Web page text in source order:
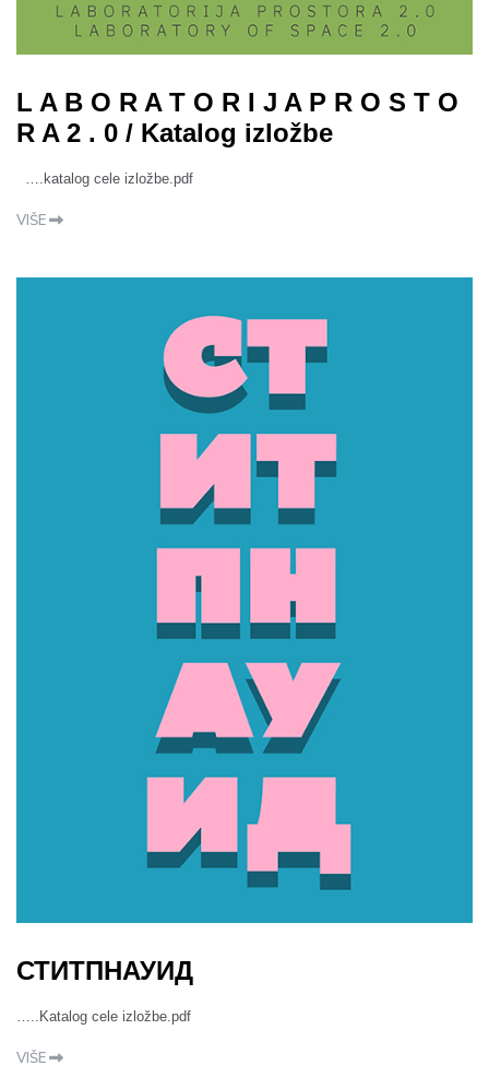
L A B O R A T O R I J A P R O S T O
R A 2 . 0 / Katalog izložbe
….katalog cele izložbe.pdf
VIŠE
СТИТПНАУИД
…..Katalog cele izložbe.pdf
VIŠE